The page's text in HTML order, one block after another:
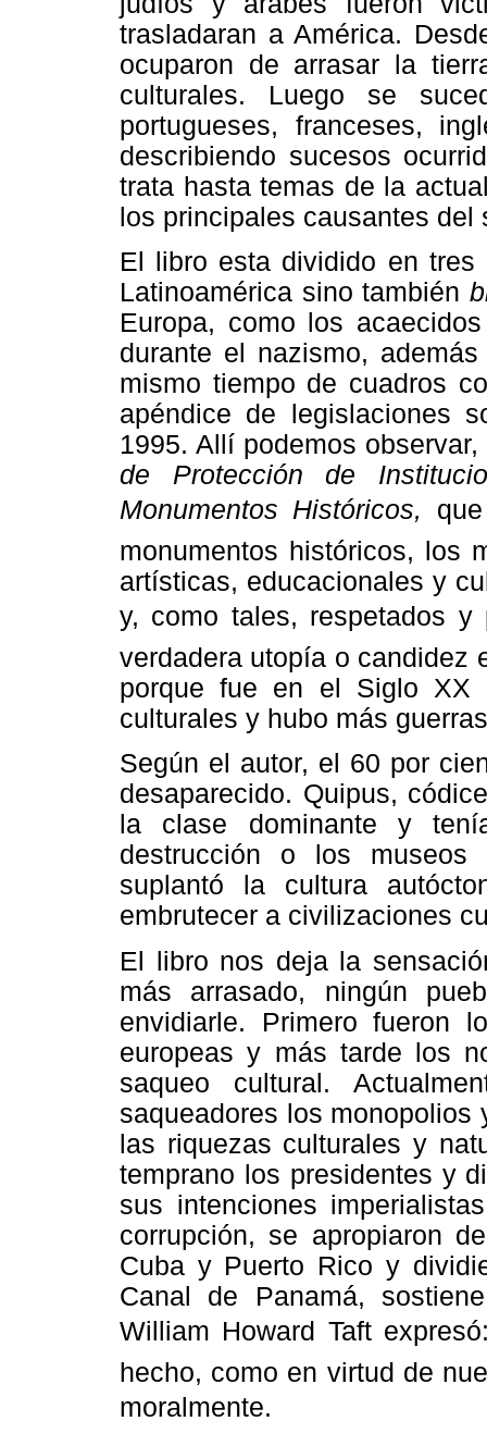
trasladaran a América.
ocuparon de arrasar la
culturales. Luego se
portugueses, franceses,
describiendo sucesos
trata hasta temas de la
los principales causantes del
El libro esta dividido en
Latinoamérica sino también
Europa, como los
durante el nazismo,
mismo tiempo de cuadros
apéndice de legislaciones
1995. Allí podemos
de Protección de
Monumentos Históricos,
monumentos históricos, los
artísticas, educacionales y
y, como tales, respetados y
verdadera utopía o candidez
porque fue en el Siglo XX
culturales y hubo más
Según el autor, el 60 por
desaparecido. Quipus,
la clase dominante y
destrucción o los museos
suplantó la cultura
embrutecer a civilizaciones
El libro nos deja la
más arrasado, ningún
envidiarle. Primero fueron
europeas y más tarde los
saqueo cultural.
saqueadores los monopolios
las riquezas culturales y
temprano los presidentes y
sus intenciones
corrupción, se apropiaron
Cuba y Puerto Rico y
Canal de Panamá,
William Howard Taft
hecho, como en virtud de
moralmente.